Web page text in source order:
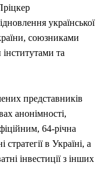
української
союзниками
та
представників
анонімності,
64-річна
в Україні, а
інвестиції з інших